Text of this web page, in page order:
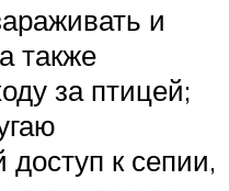
и
также
за птицей;
к сепии,